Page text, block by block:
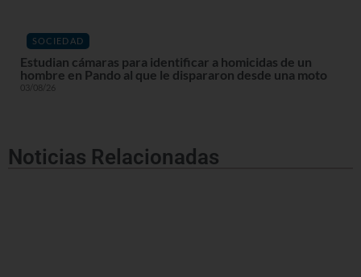
SOCIEDAD
Estudian cámaras para identificar a homicidas de un
hombre en Pando al que le dispararon desde una moto
03/08/26
Noticias Relacionadas